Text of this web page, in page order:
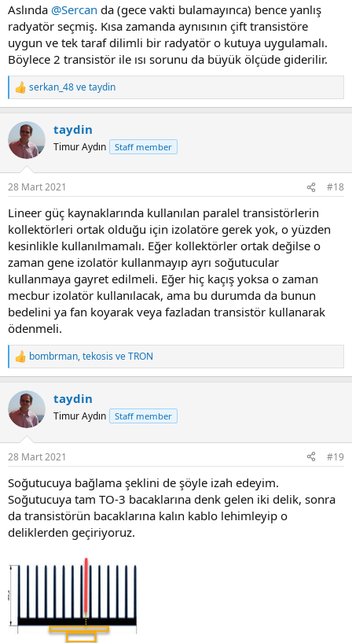
Aslında @Sercan da (gece vakti bulamayınca) bence yanlış
radyatör seçmiş. Kısa zamanda aynısının çift transistöre
uygun ve tek taraf dilimli bir radyatör o kutuya uygulamalı.
Böylece 2 transistör ile ısı sorunu da büyük ölçüde giderilir.
R
e
c
t
i
n
s
:
serkan_48vetaydin
taydin
Timur Aydın Staff member
28 Mart 2021 #18
Lineer güç kaynaklarında kullanılan paralel transistörlerin
kollektörleri ortak olduğu için izolatöre gerek yok, o yüzden
kesinlikle kullanılmamalı. Eğer kollektörler ortak değilse o
zaman gene izolatör kullanmayıp ayrı soğutucular
kullanmaya gayret edilmeli. Eğer hiç kaçış yoksa o zaman
mecbur izolatör kullanılacak, ama bu durumda da bunun
bedelini ya fan koyarak veya fazladan transistör kullanarak
ödenmeli.
R
e
c
t
i
s
bombrman,tekosis veTRON
taydin
Timur Aydın Staff member
28 Mart 2021 #19
Soğutucuya bağlama şeklini de şöyle izah edeyim.
Soğutucuya tam TO-3 bacaklarına denk gelen iki delik, sonra
da transistörün bacaklarına kalın kablo lehimleyip o
deliklerden geçiriyoruz.